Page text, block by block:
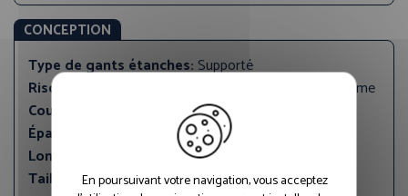
CONCEPTION
Type de gants étanches:Supporté
Risques:
Mécanique, Liquide, Chimique, Micro organisme
Couleur principale:
Jaune
Épaisseur (mm):
Longueur (mm):
Tailles disponibles:7
En poursuivant votre navigation, vous acceptez